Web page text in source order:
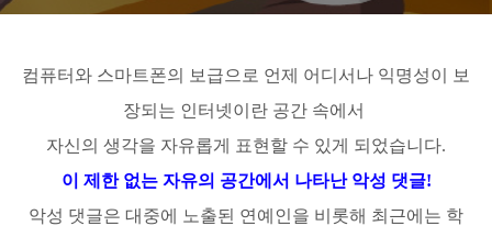
컴퓨터와 스마트폰의 보급으로 언제 어디서나 익명성이 보
장되는 인터넷이란 공간 속에서
자신의 생각을 자유롭게 표현할 수 있게 되었습니다.
이 제한 없는 자유의 공간에서 나타난 악성 댓글!
악성 댓글은 대중에 노출된 연예인을 비롯해 최근에는 학